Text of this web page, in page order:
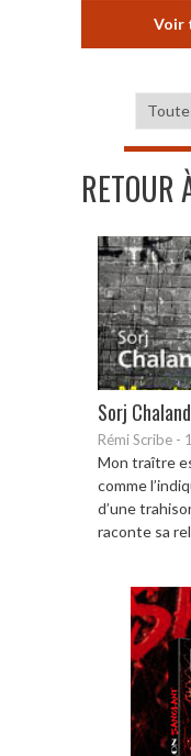
Voir
RETOUR
Sorj
Rémi Scribe -
Mon traître
comme
d’une
raconte sa